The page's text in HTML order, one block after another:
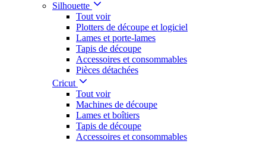
Silhouette
Tout voir
Plotters de découpe et logiciel
Lames et porte-lames
Tapis de découpe
Accessoires et consommables
Pièces détachées
Cricut
Tout voir
Machines de découpe
Lames et boîtiers
Tapis de découpe
Accessoires et consommables